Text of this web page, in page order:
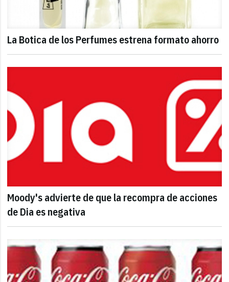
La Botica de los Perfumes estrena formato ahorro
Moody's advierte de que la recompra de acciones
de Dia es negativa